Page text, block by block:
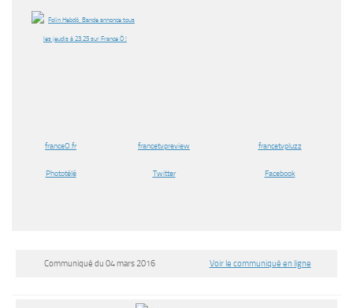
franceO.fr francetvpreview francetvpluzz
Phototélé Twitter Facebook
Communiqué du 04 mars 2016 Voir le communiqué en ligne